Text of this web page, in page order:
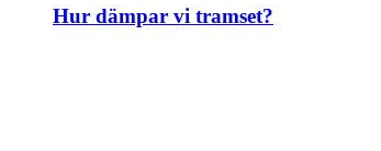
Hur dämpar vi tramset?